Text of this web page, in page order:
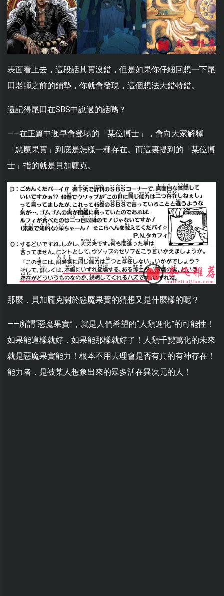
表面看上去，這段話其實沒錯，但是如果你仔細回想一下尾
田老師之前的鋪墊，你就會發現，這個想法大錯特錯。
還記得尾田在SBS中說過的話嗎？
——在正篇中遲早會登場的「某位博士」，會向大家解釋
「惡魔果實」到底是怎樣一種存在。而這裏提到的「某位博
士」指的就是貝加龐克。
那麼，貝加龐克關於惡魔果實的猜想又是什麼樣的呢？
——所謂“惡魔果實”，就是人們希望的“人類進化”的可能性！
如果能這樣就好，如果能那樣就好了！人類千變萬化的未來
就是惡魔果實能力！根本不用去理會是否有真的有神存在！
能力者，是被某人想象出來的眾多活在異次元的人！